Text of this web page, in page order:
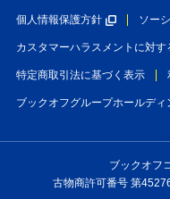
個人情報保護方針 ソー
カスタマーハラスメントに対す
特定商取引法に基づく表示
ブックオフグループホールディ
ブックオフ
古物商許可番号 第